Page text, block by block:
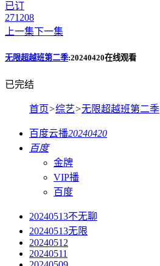
已订
271 208
上一集下一集
无限超越班第二季:20240420在线观看
已完结
首页>综艺>无限超越班第二季
百度云播20240420
百度
金牌
VIP播
百度
20240513不无聊
20240513无限
20240512
20240511